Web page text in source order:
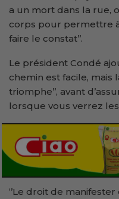
a un mort dans la rue,
corps pour permettre
faire le constat’’.
Le président Condé
chemin est facile, mais
triomphe’’, avant
lorsque vous verrez les
‘’Le droit de